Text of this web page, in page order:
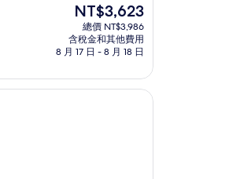
現
在
價
格
NT$3,623
NT$3,623
總價 NT$3,986
含稅金和其他費用
8 月 17 日 - 8 月 18 日